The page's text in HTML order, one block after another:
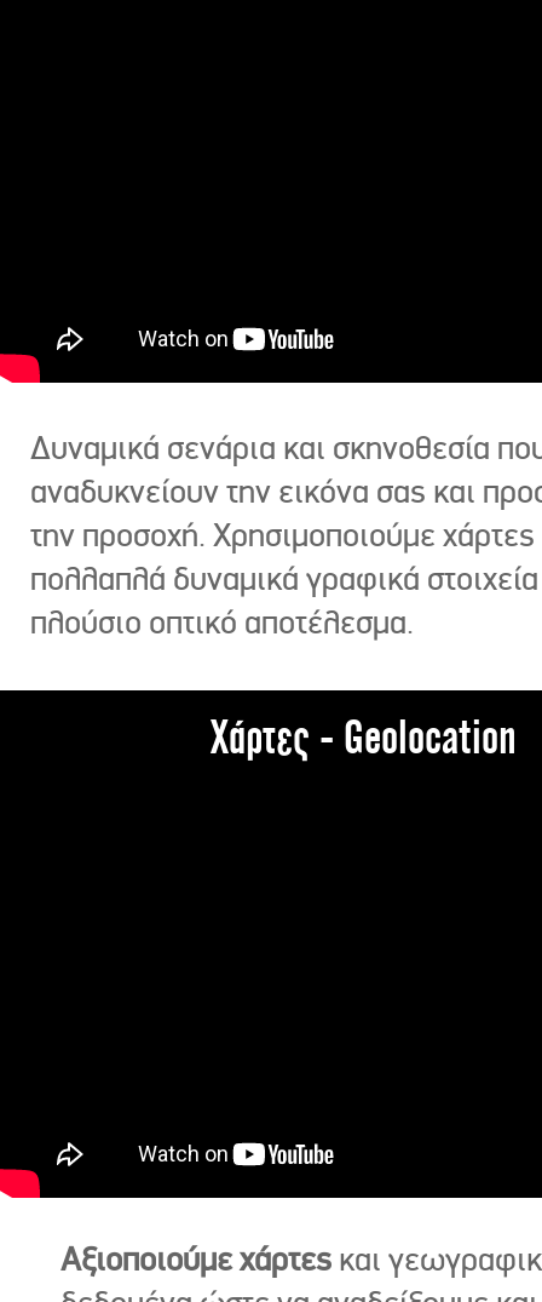
Δυναμικά σενάρια και σκηνοθεσία
αναδυκνείουν την εικόνα σας και
την προσοχή. Χρησιμοποιούμε χάρτες
πολλαπλά δυναμικά γραφικά στοιχεία
πλούσιο οπτικό αποτέλεσμα.
Χάρτες - Geolocation
Αξιοποιούμε χάρτες και